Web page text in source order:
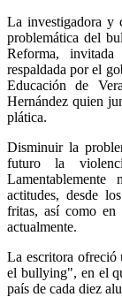
La investigadora y
problemática del
Reforma,
respaldada por el
Educación de
Hernández quien
plática.
Disminuir la
futuro la
actitudes, desde
fritas, así como en
actualmente.
La escritora ofreció
el bullying", en el
país de cada diez